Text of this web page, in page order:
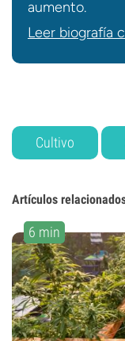
aumento.
Leer biografía
Cultivo
Artículos
6 min